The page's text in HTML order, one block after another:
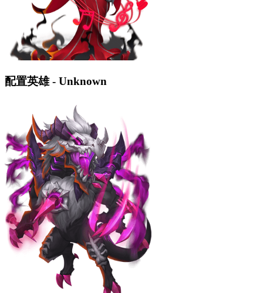
配置英雄 - Unknown